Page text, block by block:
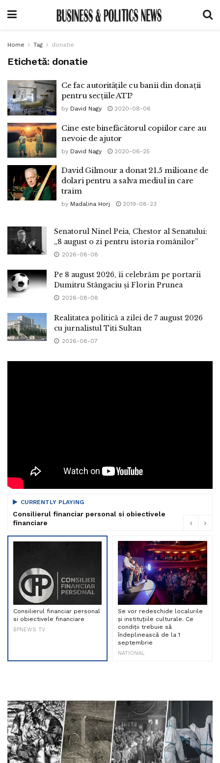
Home Tag donatie
Etichetă: donatie
Ce fac autoritățile cu banii din donații
pentru secțiile ATI?
by David Nagy 2020-08-06
Cine este binefăcătorul copiilor care au
nevoie de ajutor
by David Nagy 2020-06-25
David Gilmour a donat 21.5 milioane de
dolari pentru a salva mediul in care
traim
by Madalina Horj 2019-08-23
Senatorul Ninel Peia, Chestor al Senatului:
„8 august o zi pentru istoria românilor”
2026-08-08
Pe 8 august 2026, îi celebrăm pe portarii
Dumitru Stângaciu și Florin Prunea
2026-08-08
Realitatea politică a zilei de 7 august 2026
cu jurnalistul Titi Sultan
2026-08-07
CURRENTLY PLAYING
Consilierul financiar personal si obiectivele
financiare
Consilierul financiar personal
si obiectivele financiare
BPNEWS TV
Se vor redeschide localurile
și instituțiile culturale. Ce
condiții trebuie să
îndeplinească de la 1
septembrie
NATIONAL